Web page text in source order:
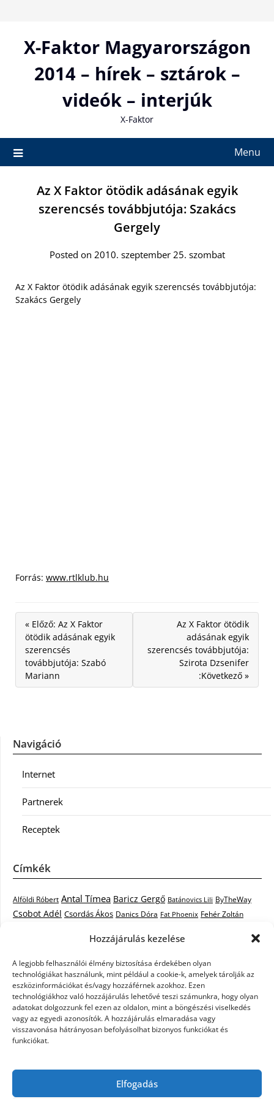
Hozzájárulás kezelése
A legjobb felhasználói élmény biztosítása érdekében olyan
technológiákat használunk, mint például a cookie-k, amelyek tárolják az
eszközinformációkat és/vagy hozzáférnek azokhoz. Ezen
technológiákhoz való hozzájárulás lehetővé teszi számunkra, hogy olyan
adatokat dolgozzunk fel ezen az oldalon, mint a böngészési viselkedés
vagy az egyedi azonosítók. A hozzájárulás elmaradása vagy
visszavonása hátrányosan befolyásolhat bizonyos funkciókat és
funkciókat.
Elfogadás
contentX-Faktor Magyarországon
2014 – hírek – sztárok –
videók – interjúk
X-Faktor
Menu
Az X Faktor ötödik adásának egyik
szerencsés továbbjutója: Szakács
Gergely
Posted on 2010. szeptember 25. szombat
Az X Faktor ötödik adásának egyik szerencsés továbbjutója:
Szakács Gergely
Forrás: www.rtlklub.hu
« Előző: Az X Faktor
ötödik adásának egyik
szerencsés
továbbjutója: Szabó
Mariann
Az X Faktor ötödik
adásának egyik
szerencsés továbbjutója:
Szirota Dzsenifer
:Következő »
Navigáció
Internet
Partnerek
Receptek
Címkék
Alföldi Róbert Antal Tímea Baricz Gergő Batánovics Lili ByTheWay
Csobot Adél Csordás Ákos Danics Dóra Fat Phoenix Fehér Zoltán
Kovács László Stone
Krasznai Tünde Like LiL C. Malek Miklós mentor Muri Enikő
Nagy Feró Oláh Gergő Péterffy Lili Rocktenors RTL Klub
Cowell Szabó Dávid Szabó Ádám Szikora Róbert Takács Nikolas
Tarány Tamás Tóth Gabi Vastag Csaba Vastag Tamás
Kati X-factor X-FaktorX-Faktor videók
X-Faktor válogatásx faktor döntő Zámbó